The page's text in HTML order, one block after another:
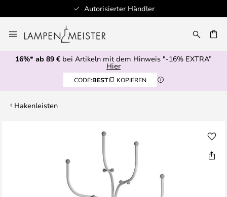
Autorisierter Händler
Inhalt
springen
16%* ab 89 € bei Artikeln mit dem Hinweis "-16% EXTRA”
Hier
CODE:BEST KOPIEREN
Hakenleisten